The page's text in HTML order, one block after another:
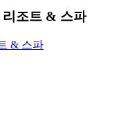
리조트 & 스파
& 스파